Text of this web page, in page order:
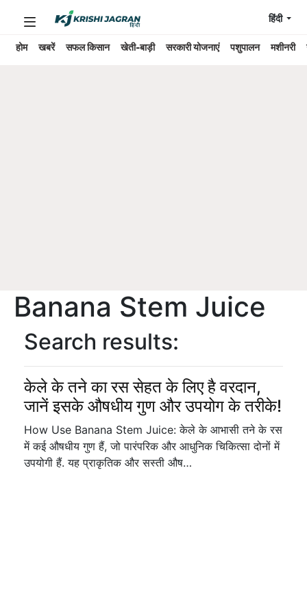
होम खबरें सफल किसान खेती-बाड़ी सरकारी योजनाएं पशुपालन मशीनरी
हिंदी
Banana Stem Juice
Search results:
केले के तने का रस सेहत के लिए है वरदान,
जानें इसके औषधीय गुण और उपयोग के तरीके!
How Use Banana Stem Juice: केले के आभासी तने के रस
में कई औषधीय गुण हैं, जो पारंपरिक और आधुनिक चिकित्सा दोनों में
उपयोगी हैं. यह प्राकृतिक और सस्ती औष…